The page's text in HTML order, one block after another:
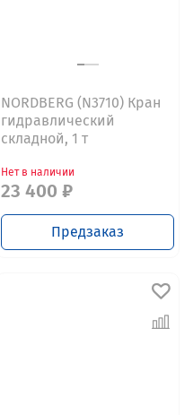
NORDBERG (N3710) Кран
гидравлический
складной, 1 т
Нет в наличии
23 400 ₽
Предзаказ